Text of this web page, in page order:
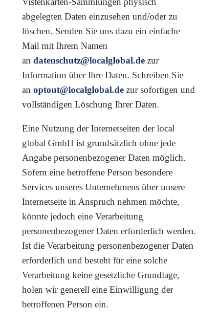
abgelegten Daten einzusehen und/oder zu
löschen. Senden Sie uns dazu ein einfache
Mail mit Ihrem Namen
an datenschutz@localglobal.dezur
Information über Ihre Daten. Schreiben Sie
an optout@localglobal.dezur sofortigen und
vollständigen Löschung Ihrer Daten.
Eine Nutzung der Internetseiten der local
global GmbH ist grundsätzlich ohne jede
Angabe personenbezogener Daten möglich.
Sofern eine betroffene Person besondere
Services unseres Unternehmens über unsere
Internetseite in Anspruch nehmen möchte,
könnte jedoch eine Verarbeitung
personenbezogener Daten erforderlich werden.
Ist die Verarbeitung personenbezogener Daten
erforderlich und besteht für eine solche
Verarbeitung keine gesetzliche Grundlage,
holen wir generell eine Einwilligung der
betroffenen Person ein.